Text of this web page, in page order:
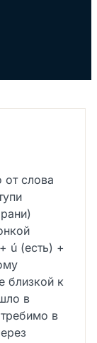
от слова
ú (есть) +
близкой к
в
в